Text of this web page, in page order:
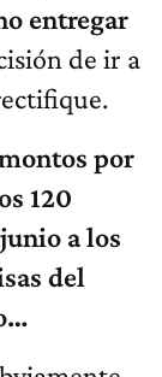
entregar
de ir a
por
120
a los
del